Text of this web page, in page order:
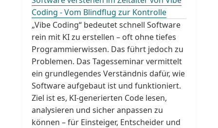
Coding - Vom Blindflug zur Kontrolle
„Vibe Coding“ bedeutet schnell Software
rein mit KI zu erstellen – oft ohne tiefes
Programmierwissen. Das führt jedoch zu
Problemen. Das Tagesseminar vermittelt
ein grundlegendes Verständnis dafür, wie
Software aufgebaut ist und funktioniert.
Ziel ist es, KI-generierten Code lesen,
analysieren und sicher anpassen zu
können – für Einsteiger, Entscheider und